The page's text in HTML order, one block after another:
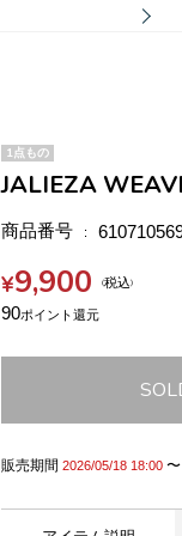
1点もの
JALIEZA
商品番号
¥9,900 税込
90
販売期間 2026/05/18 18:00 〜